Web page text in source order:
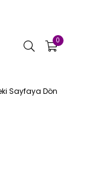
3 AYA VARAN
0
Sayfaya Dön